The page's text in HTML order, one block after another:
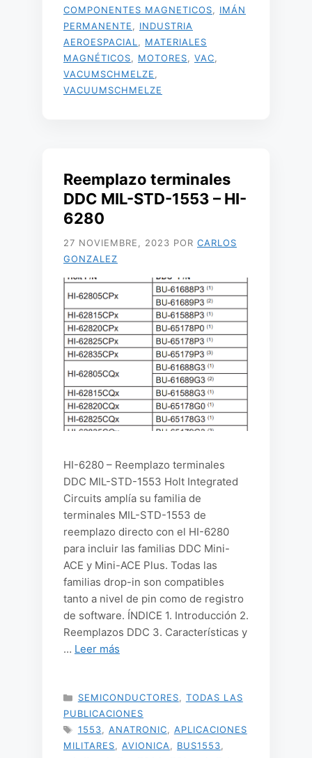
COMPONENTES MAGNETICOS
IMÁN
PERMANENTE
INDUSTRIA
AEROESPACIAL
MATERIALES
MAGNÉTICOS
MOTORES VAC
VACUMSCHMELZE
VACUUMSCHMELZE
Reemplazo terminales
DDC MIL-STD-1553 – HI-
6280
27 NOVIEMBRE, 2023 POR CARLOS
GONZALEZ
HI-6280 – Reemplazo terminales
DDC MIL-STD-1553 Holt Integrated
Circuits amplía su familia de
terminales MIL-STD-1553 de
reemplazo directo con el HI-6280
para incluir las familias DDC Mini-
ACE y Mini-ACE Plus. Todas las
familias drop-in son compatibles
tanto a nivel de pin como de registro
de software. ÍNDICE 1. Introducción 2.
Reemplazos DDC 3. Características y
… Leer más
CATEGORÍAS
SEMICONDUCTORES
TODAS LAS
PUBLICACIONES
ETIQUETAS
1553 ANATRONIC
APLICACIONES
MILITARES
AVIONICA BUS1553